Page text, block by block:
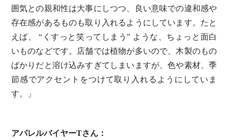
囲気との親和性は大事にしつつ、良い意味での違和感や
存在感があるものも取り入れるようにしています。たと
えば、 “くすっと笑ってしまう” ような、ちょっと面白
いものなどです。店舗では植物が多いので、木製のもの
ばかりだと溶け込みすぎてしまいますが、色や素材、季
節感でアクセントをつけて取り入れるようにしていま
す。」
アパレルバイヤーTさん：